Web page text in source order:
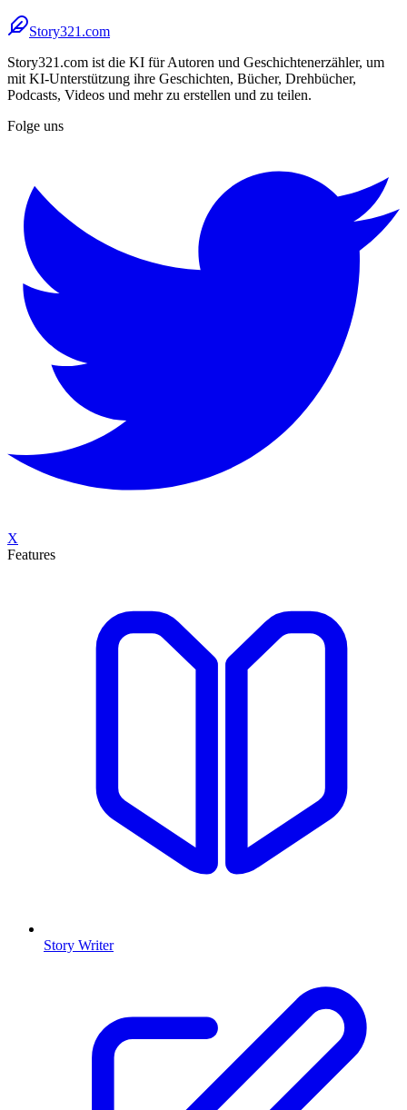
Story321.com
Story321.com ist die KI für Autoren und Geschichtenerzähler, um
mit KI-Unterstützung ihre Geschichten, Bücher, Drehbücher,
Podcasts, Videos und mehr zu erstellen und zu teilen.
Folge uns
X
Features
Story Writer